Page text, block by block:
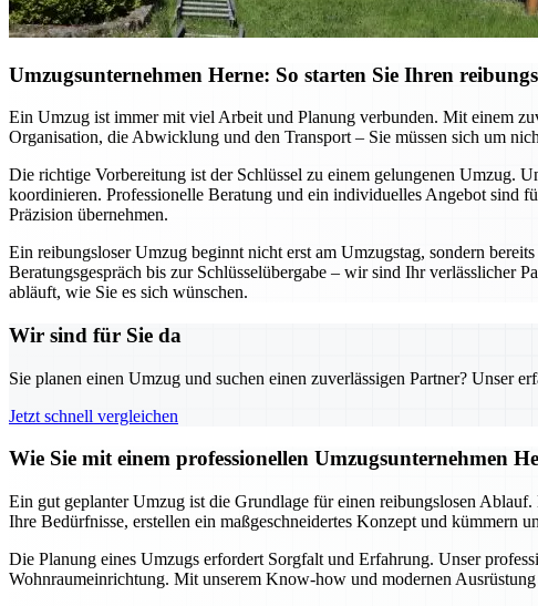
Umzugsunternehmen Herne: So starten Sie Ihren
Ein Umzug ist immer mit viel Arbeit und Planung verbunden. Mit einem
Organisation, die Abwicklung und den Transport – Sie müssen sich um
Die richtige Vorbereitung ist der Schlüssel zu einem gelungenen Umzug.
koordinieren. Professionelle Beratung und ein individuelles Angebot sind
Präzision übernehmen.
Ein reibungsloser Umzug beginnt nicht erst am Umzugstag, sondern
Beratungsgespräch bis zur Schlüsselübergabe – wir sind Ihr verlässlicher
abläuft, wie Sie es sich wünschen.
Wir sind für Sie da
Sie planen einen Umzug und suchen einen zuverlässigen Partner? Unser
Jetzt schnell vergleichen
Wie Sie mit einem professionellen Umzugsunternehmen
Ein gut geplanter Umzug ist die Grundlage für einen reibungslosen
Ihre Bedürfnisse, erstellen ein maßgeschneidertes Konzept und kümmern
Die Planung eines Umzugs erfordert Sorgfalt und Erfahrung. Unser
Wohnraumeinrichtung. Mit unserem Know-how und modernen